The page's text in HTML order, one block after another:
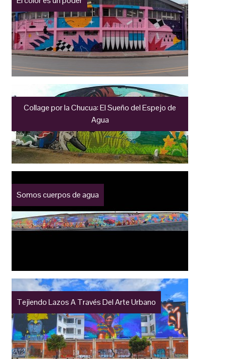
Collage por la Chucua: El Sueño del Espejo de
Agua
Somos cuerpos de agua
Tejiendo Lazos A Través Del Arte Urbano